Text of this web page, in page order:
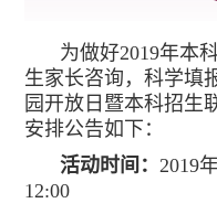
为做好2019年本
生家长咨询，科学填
园开放日暨本科招生
安排公告如下：
活动时间： 2019
12:00